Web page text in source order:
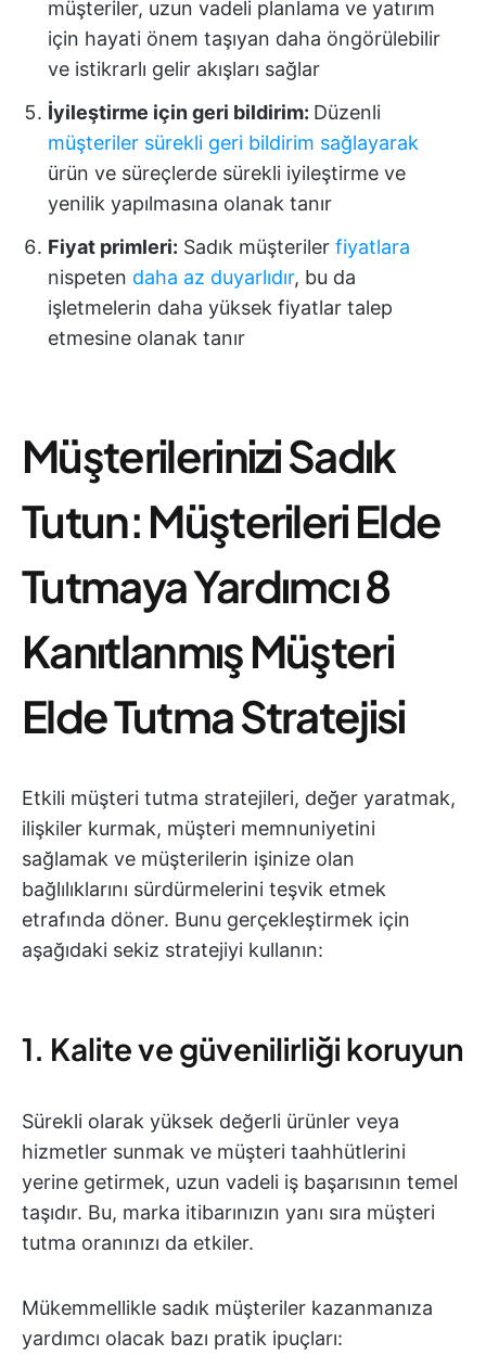
müşteriler, uzun vadeli planlama ve yatırım
için hayati önem taşıyan daha öngörülebilir
ve istikrarlı gelir akışları sağlar
İyileştirme için geri bildirim: Düzenli
müşteriler sürekli geri bildirim sağlayarak
ürün ve süreçlerde sürekli iyileştirme ve
yenilik yapılmasına olanak tanır
Fiyat primleri: Sadık müşteriler fiyatlara
nispeten daha az duyarlıdır, bu da
işletmelerin daha yüksek fiyatlar talep
etmesine olanak tanır
Müşterilerinizi Sadık
Tutun: Müşterileri Elde
Tutmaya Yardımcı 8
Kanıtlanmış Müşteri
Elde Tutma Stratejisi
Etkili müşteri tutma stratejileri, değer yaratmak,
ilişkiler kurmak, müşteri memnuniyetini
sağlamak ve müşterilerin işinize olan
bağlılıklarını sürdürmelerini teşvik etmek
etrafında döner. Bunu gerçekleştirmek için
aşağıdaki sekiz stratejiyi kullanın:
1. Kalite ve güvenilirliği koruyun
Sürekli olarak yüksek değerli ürünler veya
hizmetler sunmak ve müşteri taahhütlerini
yerine getirmek, uzun vadeli iş başarısının temel
taşıdır. Bu, marka itibarınızın yanı sıra müşteri
tutma oranınızı da etkiler.
Mükemmellikle sadık müşteriler kazanmanıza
yardımcı olacak bazı pratik ipuçları: